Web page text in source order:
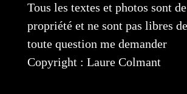
Tous les textes et photos sont
propriété et ne sont pas libres
toute question me demander
Copyright : Laure Colmant